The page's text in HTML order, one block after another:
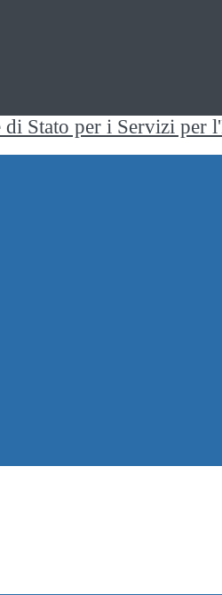
Stato per i Servizi per